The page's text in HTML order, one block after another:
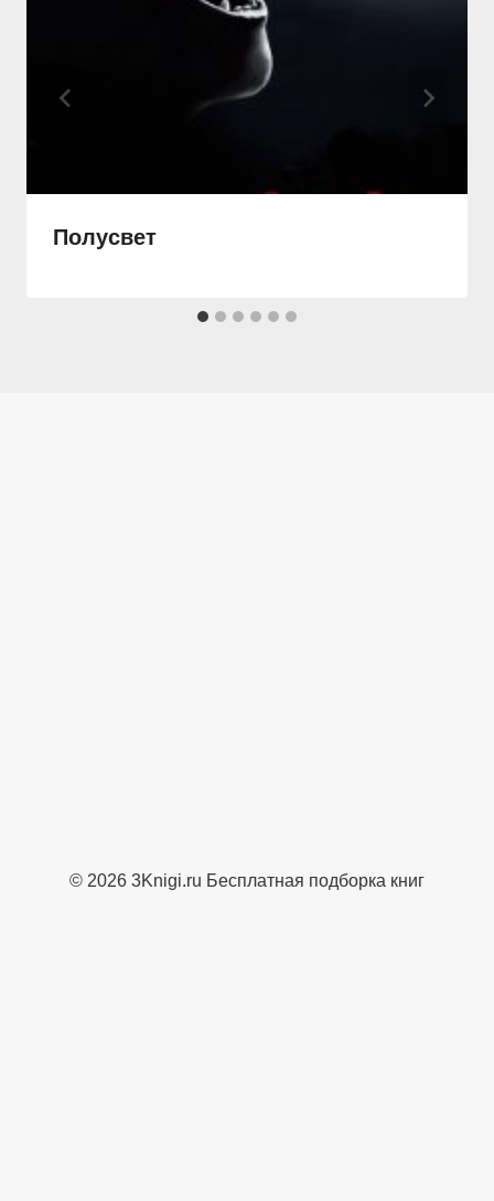
Полусвет
© 2026 3Knigi.ru Бесплатная подборка книг